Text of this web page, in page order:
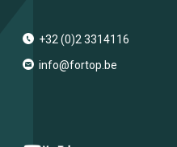
+32 (0)2 3314116
info@fortop.be